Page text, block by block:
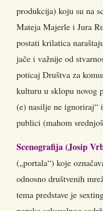
produkcija) koju su na
Mateja Majerle i Jura
postati krilatica
jače i važnije od
poticaj Društva za
kulturu u sklopu novog
(e) nasilje ne ignoriraj“
publici (mahom
Scenografija (Josip
(„portala“) koje
odnosno društvenih
tema predstave je